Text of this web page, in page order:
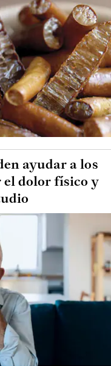
ayudar a los
el dolor físico y